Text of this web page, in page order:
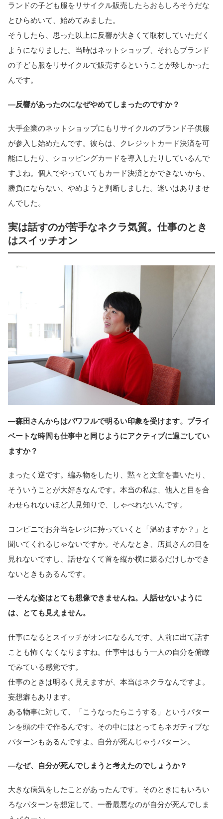
ランドの子ども服をリサイクル販売したらおもしろそうだな
とひらめいて、始めてみました。
そうしたら、思った以上に反響が大きくて取材していただく
ようになりました。当時はネットショップ、それもブランド
の子ども服をリサイクルで販売するということが珍しかった
んです。
―反響があったのになぜやめてしまったのですか？
大手企業のネットショップにもリサイクルのブランド子供服
が参入し始めたんです。彼らは、クレジットカード決済を可
能にしたり、ショッピングカードを導入したりしているんで
すよね。個人でやっていてもカード決済とかできないから、
勝負にならない、やめようと判断しました。迷いはありませ
んでした。
実は話すのが苦手なネクラ気質。仕事のとき
はスイッチオン
―森田さんからはパワフルで明るい印象を受けます。プライ
ベートな時間も仕事中と同じようにアクティブに過ごしてい
ますか？
まったく逆です。編み物をしたり、黙々と文章を書いたり、
そういうことが大好きなんです。本当の私は、他人と目を合
わせられないほど人見知りで、しゃべれないんです。
コンビニでお弁当をレジに持っていくと「温めますか？」と
聞いてくれるじゃないですか。そんなとき、店員さんの目を
見れないですし、話せなくて首を縦か横に振るだけしかでき
ないときもあるんです。
―そんな姿はとても想像できませんね。人話せないように
は、とても見えません。
仕事になるとスイッチがオンになるんです。人前に出て話す
ことも怖くなくなりますね。仕事中はもう一人の自分を俯瞰
でみている感覚です。
仕事のときは明るく見えますが、本当はネクラなんですよ。
妄想癖もあります。
ある物事に対して、「こうなったらこうする」というパター
ンを頭の中で作るんです。その中にはとってもネガティブな
パターンもあるんですよ。自分が死んじゃうパターン。
―なぜ、自分が死んでしまうと考えたのでしょうか？
大きな病気をしたことがあったんです。そのときにもいろい
ろなパターンを想定して、一番最悪なのが自分が死んでしま